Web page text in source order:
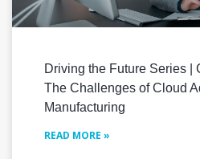
Driving the Future Series |
The Challenges of Cloud
Manufacturing
READ MORE »